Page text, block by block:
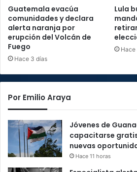
Guatemala evacúa
comunidades y declara
alerta naranja por
erupción del Volcán de
Fuego
Hace 3 días
Lula
Hace
Por Emilio Araya
Jóvenes de
capacitarse
nuevas
Hace 11 horas